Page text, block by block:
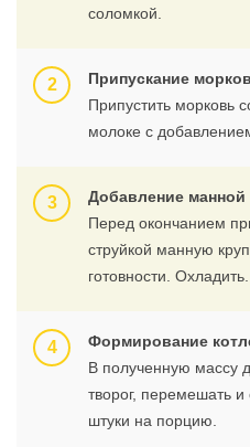
соломкой.
Припускание
Припустить морковь
молоке с
Добавление манной
Перед окончанием
струйкой манную
готовности. Охладить.
Формирование
В полученную массу
творог, перемешать
штуки на порцию.